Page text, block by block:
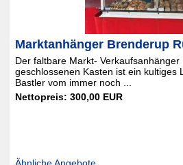
Marktanhänger Brenderup
Der faltbare Markt-
geschlossenen Kasten ist ein kultiges
Bastler vom immer noch ...
Nettopreis: 300,00 EUR